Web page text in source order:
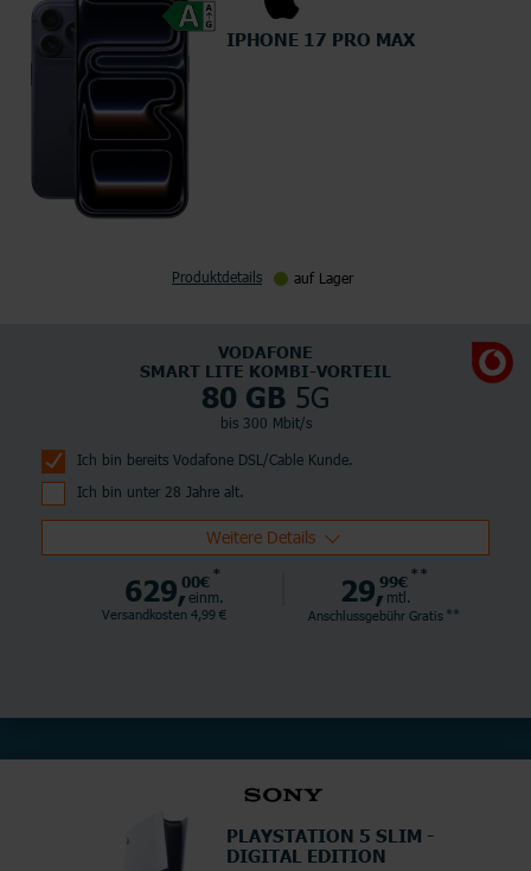
IPHONE 17 PRO MAX
Produktdetails auf Lager
VODAFONE
SMART LITE KOMBI-VORTEIL
80 GB 5G
bis 300 Mbit/s
Ich bin bereits Vodafone DSL/Cable Kunde.
Ich bin unter 28 Jahre alt.
Weitere Details
629,00€ *
einm.
Versandkosten 4,99 €
29,99€ **
mtl.
Anschlussgebühr Gratis **
PLAYSTATION 5 SLIM -
DIGITAL EDITION